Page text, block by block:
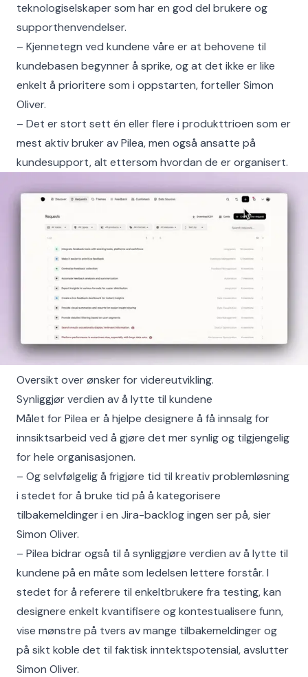
teknologiselskaper som har en god del brukere og
supporthenvendelser.
– Kjennetegn ved kundene våre er at behovene til
kundebasen begynner å sprike, og at det ikke er like
enkelt å prioritere som i oppstarten, forteller Simon
Oliver.
– Det er stort sett én eller flere i produkttrioen som er
mest aktiv bruker av Pilea, men også ansatte på
kundesupport, alt ettersom hvordan de er organisert.
Oversikt over ønsker for videreutvikling.
Synliggjør verdien av å lytte til kundene
Målet for Pilea er å hjelpe designere å få innsalg for
innsiktsarbeid ved å gjøre det mer synlig og tilgjengelig
for hele organisasjonen.
– Og selvfølgelig å frigjøre tid til kreativ problemløsning
i stedet for å bruke tid på å kategorisere
tilbakemeldinger i en Jira-backlog ingen ser på, sier
Simon Oliver.
– Pilea bidrar også til å synliggjøre verdien av å lytte til
kundene på en måte som ledelsen lettere forstår. I
stedet for å referere til enkeltbrukere fra testing, kan
designere enkelt kvantifisere og kontestualisere funn,
vise mønstre på tvers av mange tilbakemeldinger og
på sikt koble det til faktisk inntektspotensial, avslutter
Simon Oliver.